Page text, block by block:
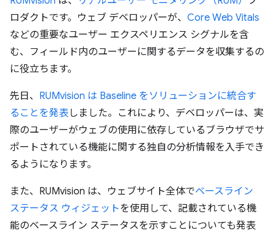
ロダクトです。ウェブ デベロッパーが、 Core Web Vitals
などの重要なユーザー エクスペリエンス シグナルを含
む、フィールド内のユーザーに関するデータを収集するの
に役立ちます。
先日、 RUMvision は Baseline をソリューションに統合す
ることを発表しました。これにより、デベロッパーは、実
際のユーザーがウェブの使用に依存しているブラウザでサ
ポートされている機能に関する独自の分析情報を入手でき
るようになります。
また、RUMvision は、ウェブサイト全体でベースライン
ステータス ウィジェットを使用して、記載されている機
能のベースライン ステータスを示すことについても発表